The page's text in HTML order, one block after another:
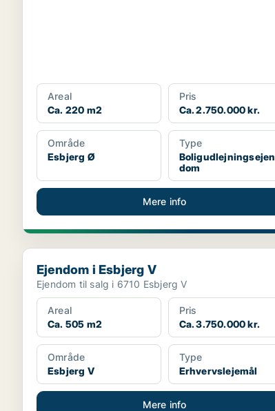
Areal
Ca. 220 m2
Pris
Ca. 2.750.000 kr.
Område
Esbjerg Ø
Type
Boligudlejningsejen
dom
Mere info
Ejendom i Esbjerg V
Ejendom i Esbjerg V
Ejendom til salg i 6710 Esbjerg V
Areal
Ca. 505 m2
Pris
Ca. 3.750.000 kr.
Område
Esbjerg V
Type
Erhvervslejemål
Mere info